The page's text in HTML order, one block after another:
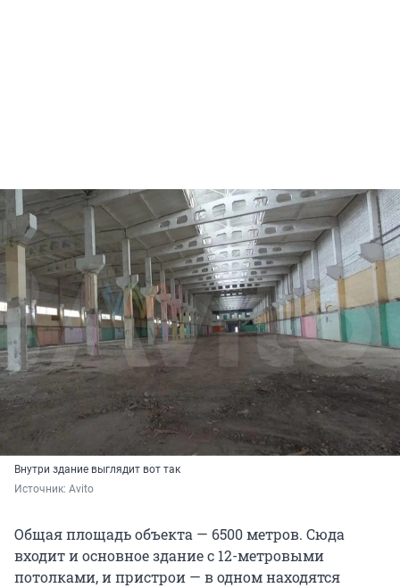
Внутри здание выглядит вот так
Источник: Avito
Общая площадь объекта — 6500 метров. Сюда
входит и основное здание с 12-метровыми
потолками, и пристрои — в одном находятся